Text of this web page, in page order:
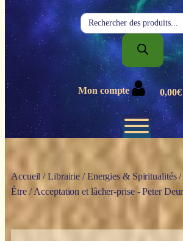
Recherche
de
produits
Mon compte 0,00€
Accueil /Librairie /Energies & Spiritualités
Être/ Acceptation et lâcher-prise - Peter